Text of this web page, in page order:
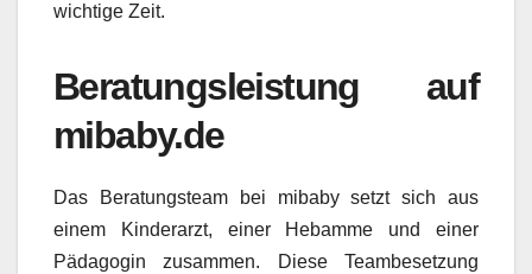
wichtige Zeit.
Beratungsleistung auf
mibaby.de
Das Beratungsteam bei mibaby setzt sich aus
einem Kinderarzt, einer Hebamme und einer
Pädagogin zusammen. Diese Teambesetzung